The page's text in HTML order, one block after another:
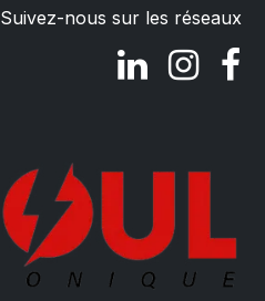
Suivez-nous sur les réseaux